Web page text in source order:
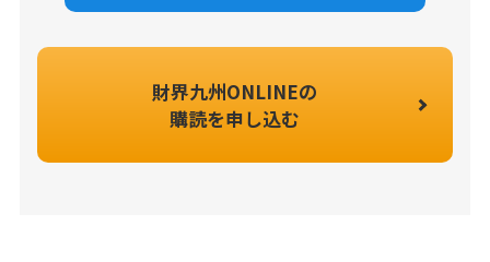
財界九州ONLINEの
購読を申し込む